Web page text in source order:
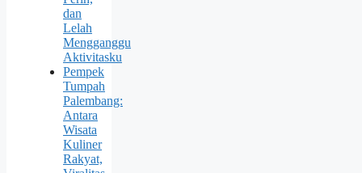
dan
Lelah
Mengganggu
Aktivitasku
Pempek
Tumpah
Palembang:
Antara
Wisata
Kuliner
Rakyat,